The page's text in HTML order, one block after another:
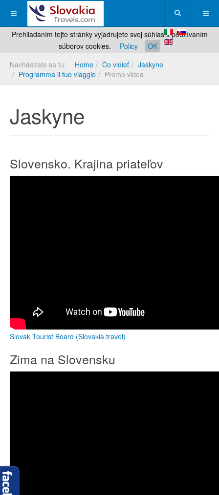
Prehliadaním tejto stránky vyjadrujete svoj súhlas s používaním
súborov cookies.
Policy
OK
Nachádzate sa tu:
Home Čo vidieť
Jaskyne
Programma il tuo viaggio
Promo videá
Jaskyne
Slovensko. Krajina priateľov
Slovak Tourist Board (Slovakia.travel)
Zima na Slovensku